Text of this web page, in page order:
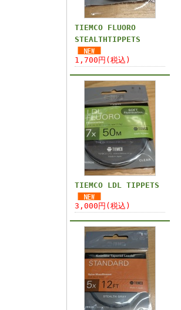
TIEMCO FLUORO
STEALTHTIPPETS
1,700円(税込)
TIEMCO LDL TIPPETS
3,000円(税込)